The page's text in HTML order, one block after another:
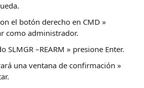
el botón derecho en CMD »
como administrador.
SLMGR –REARM » presione Enter.
una ventana de confirmación »